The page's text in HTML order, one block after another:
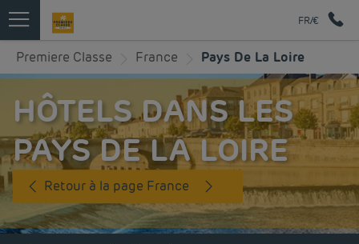
FR/€
Premiere Classe France Pays De La Loire
HÔTELS DANS LES
PAYS DE LA LOIRE
Retour à la page France